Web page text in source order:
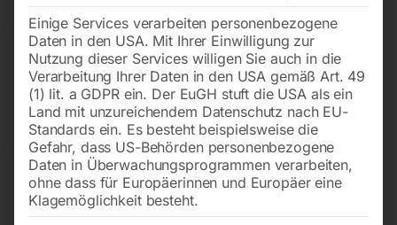
Bahnübergang mit Schranken
Einige Services verarbeiten personenbezogene
Daten in den USA. Mit Ihrer Einwilligung zur
Nutzung dieser Services willigen Sie auch in die
Verarbeitung Ihrer Daten in den USA gemäß Art. 49
(1) lit. a GDPR ein. Der EuGH stuft die USA als ein
Land mit unzureichendem Datenschutz nach EU-
Standards ein. Es besteht beispielsweise die
Gefahr, dass US-Behörden personenbezogene
Daten in Überwachungsprogrammen verarbeiten,
ohne dass für Europäerinnen und Europäer eine
Klagemöglichkeit besteht.